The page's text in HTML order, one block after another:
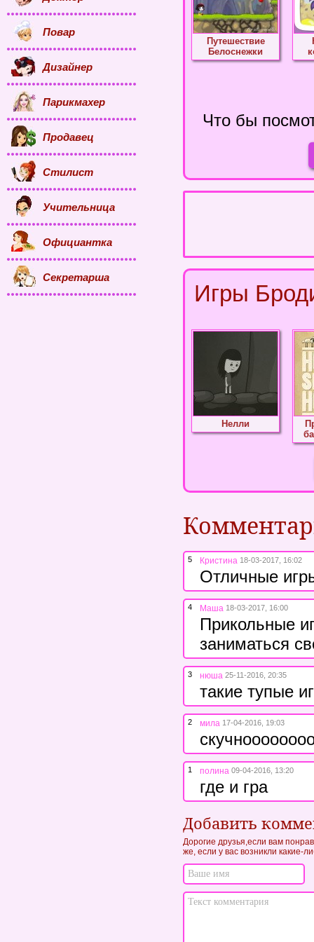
Путешествие
Белоснежки
Что бы
Игры
Нелли
5 Кристина 18-03-2017, 16:02
Отличные
4 Маша 18-03-2017, 16:00
Прикольные
заниматься
3 нюша 25-11-2016, 20:35
такие тупые
2 мила 17-04-2016, 19:03
1 полина 09-04-2016, 13:20
где и гра
Добавить
Дорогие друзья,если вам
же, если у вас возникли какие-
Повар
Дизайнер
Парикмахер
Продавец
Стилист
Учительница
Официантка
Секретарша